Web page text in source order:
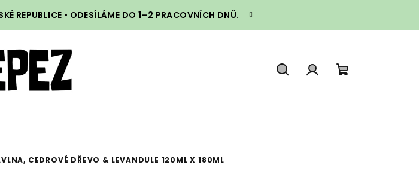
REPUBLICE • ODESÍLÁME DO 1–2 PRACOVNÍCH DNŮ.
CEDROVÉ DŘEVO & LEVANDULE 120ML X 180ML